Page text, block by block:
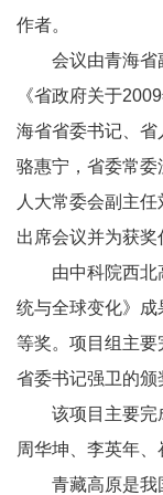
作者。
会议由青海省副
《省政府关于
海省省委书记、
骆惠宁，省委常
人大常委会副主
出席会议并为获奖
由中科院西北高
统与全球变化》
等奖。项目组主要
省委书记强卫的颁
该项目主要完成
周华坤、李英年、
青藏高原是我国